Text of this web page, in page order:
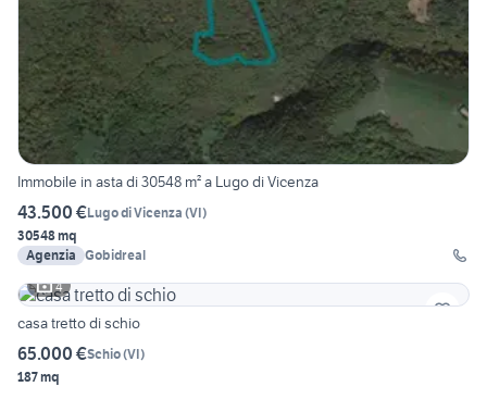
Immobile in asta di 30548 m² a Lugo di Vicenza
43.500 €Lugo di Vicenza (VI)
30548 mq
Agenzia Gobidreal
4
casa tretto di schio
65.000 €Schio(VI)
187 mq